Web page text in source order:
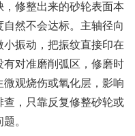
修整出来的砂轮表面本
然不会达标。主轴径向
振动，把振纹直接印在
有对准磨削弧区，修磨时
观烧伤或氧化层，影响
，只靠反复修整砂轮或
。